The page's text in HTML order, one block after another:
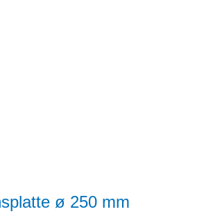
ø 250 mm